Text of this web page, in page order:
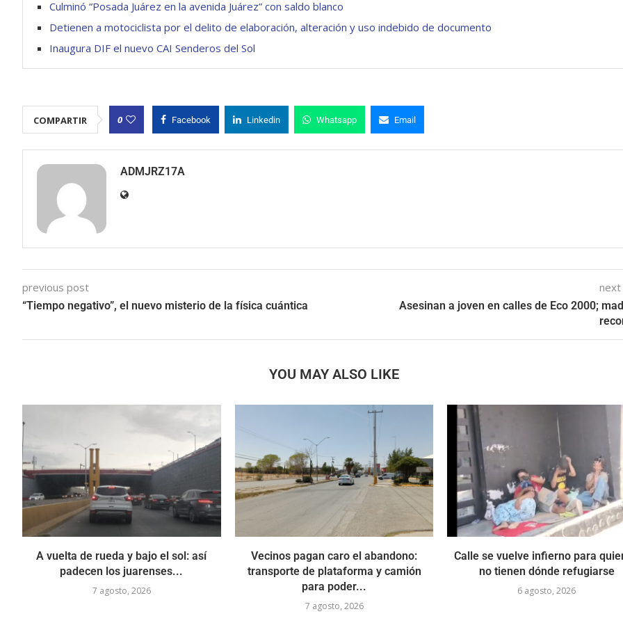
Culminó “Posada Juárez en la avenida Juárez” con saldo blanco
Detienen a motociclista por el delito de elaboración, alteración y uso indebido de documento
Inaugura DIF el nuevo CAI Senderos del Sol
COMPARTIR 0 Facebook Linkedin Whatsapp Email
ADMJRZ17A
previous post
“Tiempo negativo”, el nuevo misterio de la física cuántica
Asesinan a joven en calles de Eco 2000;
YOU MAY ALSO LIKE
A vuelta de rueda y bajo el sol: así
padecen los juarenses...
7 agosto, 2026
Vecinos pagan caro el abandono:
transporte de plataforma y camión
para poder...
7 agosto, 2026
Calle se vuelve infierno para
no tienen dónde refugiarse
6 agosto, 2026